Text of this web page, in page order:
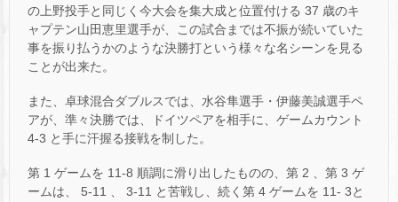
の上野投手と同じく今大会を集大成と位置付ける 37 歳のキ
ャプテン山田恵里選手が、この試合までは不振が続いていた
事を振り払うかのような決勝打という様々な名シーンを見る
ことが出来た。
また、卓球混合ダブルスでは、水谷隼選手・伊藤美誠選手ペ
アが、準々決勝では、ドイツペアを相手に、ゲームカウント
4-3 と手に汗握る接戦を制した。
第 1 ゲームを 11-8 順調に滑り出したものの、第 2 、第 3 ゲ
ームは、 5-11 、 3-11 と苦戦し、続く第 4 ゲームを 11- 3と